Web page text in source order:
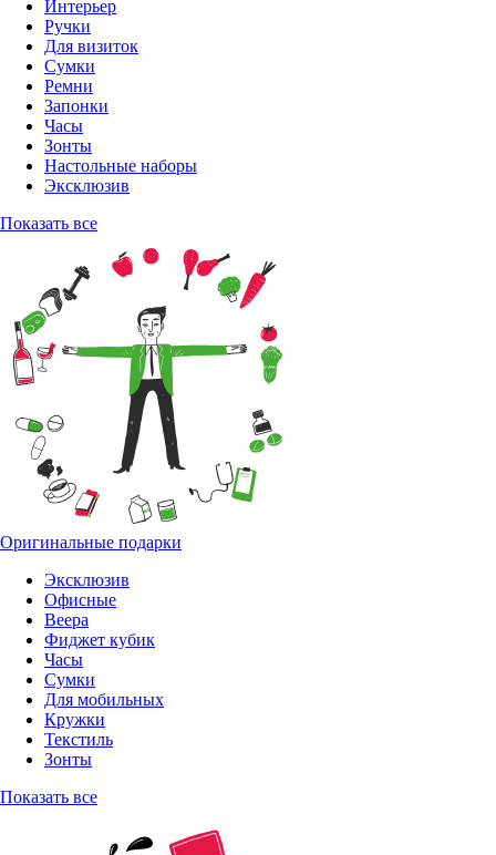
Интерьер
Ручки
Для визиток
Сумки
Ремни
Запонки
Часы
Зонты
Настольные наборы
Эксклюзив
Показать все
Оригинальные подарки
Эксклюзив
Офисные
Веера
Фиджет кубик
Часы
Сумки
Для мобильных
Кружки
Текстиль
Зонты
Показать все